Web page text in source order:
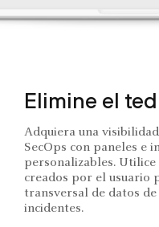
Elimine el
Adquiera una
SecOps con paneles e
personalizables.
creados por el usuario
transversal de datos
incidentes.